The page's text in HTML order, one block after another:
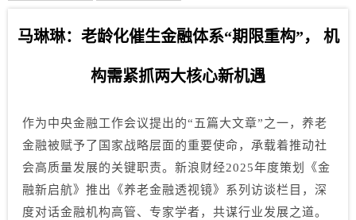
马琳琳：老龄化催生金融体系“期限重构”， 机
构需紧抓两大核心新机遇
作为中央金融工作会议提出的“五篇大文章”之一，养老
金融被赋予了国家战略层面的重要使命，承载着推动社
会高质量发展的关键职责。新浪财经2025年度策划《金
融新启航》推出《养老金融透视镜》系列访谈栏目，深
度对话金融机构高管、专家学者，共谋行业发展之道。